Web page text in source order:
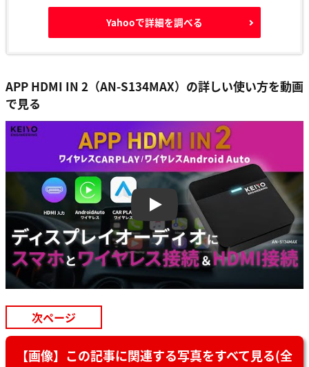
Yahooで詳細を調べる
APP HDMI IN 2（AN-S134MAX）の詳しい使い方を動画
で見る
Play
次ページ
【画像】この記事に関連する写真をすべて見る(全